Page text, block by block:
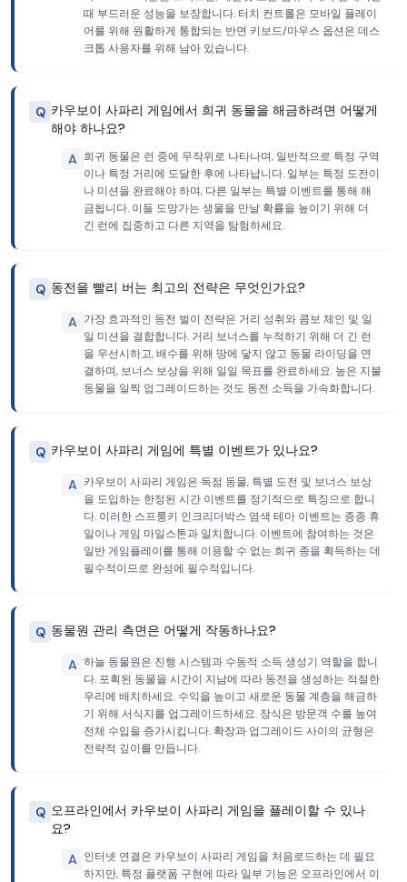
때 부드러운 성능을 보장합니다. 터치 컨트롤은 모바일 플레이
어를 위해 원활하게 통합되는 반면 키보드/마우스 옵션은 데스
크톱 사용자를 위해 남아 있습니다.
Q 카우보이 사파리 게임에서 희귀 동물을 해금하려면 어떻게
해야 하나요?
A 희귀 동물은 런 중에 무작위로 나타나며, 일반적으로 특정 구역
이나 특정 거리에 도달한 후에 나타납니다. 일부는 특정 도전이
나 미션을 완료해야 하며, 다른 일부는 특별 이벤트를 통해 해
금됩니다. 이들 도망가는 생물을 만날 확률을 높이기 위해 더
긴 런에 집중하고 다른 지역을 탐험하세요.
Q 동전을 빨리 버는 최고의 전략은 무엇인가요?
A 가장 효과적인 동전 벌이 전략은 거리 성취와 콤보 체인 및 일
일 미션을 결합합니다. 거리 보너스를 누적하기 위해 더 긴 런
을 우선시하고, 배수를 위해 땅에 닿지 않고 동물 라이딩을 연
결하며, 보너스 보상을 위해 일일 목표를 완료하세요. 높은 지불
동물을 일찍 업그레이드하는 것도 동전 소득을 가속화합니다.
Q 카우보이 사파리 게임에 특별 이벤트가 있나요?
A 카우보이 사파리 게임은 독점 동물, 특별 도전 및 보너스 보상
을 도입하는 한정된 시간 이벤트를 정기적으로 특징으로 합니
다. 이러한 스프룽키 인크리더박스 염색 테마 이벤트는 종종 휴
일이나 게임 마일스톤과 일치합니다. 이벤트에 참여하는 것은
일반 게임플레이를 통해 이용할 수 없는 희귀 종을 획득하는 데
필수적이므로 완성에 필수적입니다.
Q 동물원 관리 측면은 어떻게 작동하나요?
A 하늘 동물원은 진행 시스템과 수동적 소득 생성기 역할을 합니
다. 포획된 동물을 시간이 지남에 따라 동전을 생성하는 적절한
우리에 배치하세요. 수익을 높이고 새로운 동물 계층을 해금하
기 위해 서식지를 업그레이드하세요. 장식은 방문객 수를 높여
전체 수입을 증가시킵니다. 확장과 업그레이드 사이의 균형은
전략적 깊이를 만듭니다.
Q 오프라인에서 카우보이 사파리 게임을 플레이할 수 있나
요?
A 인터넷 연결은 카우보이 사파리 게임을 처음로드하는 데 필요
하지만, 특정 플랫폼 구현에 따라 일부 기능은 오프라인에서 이